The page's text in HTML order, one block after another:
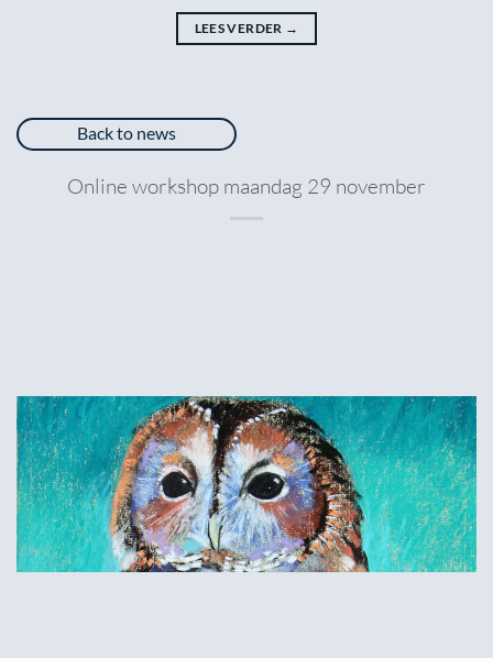
LEES VERDER →
Back to news
Online workshop maandag 29 november